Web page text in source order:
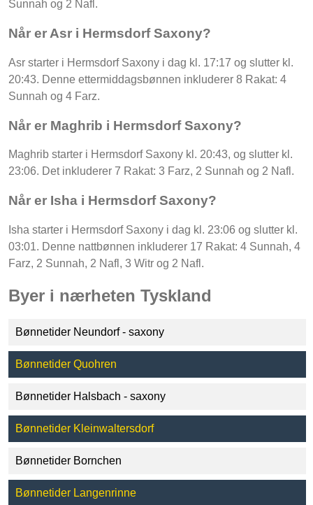
Sunnah og 2 Nafl.
Når er Asr i Hermsdorf Saxony?
Asr starter i Hermsdorf Saxony i dag kl. 17:17 og slutter kl.
20:43. Denne ettermiddagsbønnen inkluderer 8 Rakat: 4
Sunnah og 4 Farz.
Når er Maghrib i Hermsdorf Saxony?
Maghrib starter i Hermsdorf Saxony kl. 20:43, og slutter kl.
23:06. Det inkluderer 7 Rakat: 3 Farz, 2 Sunnah og 2 Nafl.
Når er Isha i Hermsdorf Saxony?
Isha starter i Hermsdorf Saxony i dag kl. 23:06 og slutter kl.
03:01. Denne nattbønnen inkluderer 17 Rakat: 4 Sunnah, 4
Farz, 2 Sunnah, 2 Nafl, 3 Witr og 2 Nafl.
Byer i nærheten Tyskland
Bønnetider Neundorf - saxony
Bønnetider Quohren
Bønnetider Halsbach - saxony
Bønnetider Kleinwaltersdorf
Bønnetider Bornchen
Bønnetider Langenrinne